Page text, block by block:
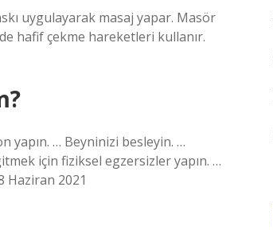
uygulayarak masaj yapar. Masör
hafif çekme hareketleri kullanır.
yapın. … Beyninizi besleyin. …
için fiziksel egzersizler yapın. …
Haziran 2021